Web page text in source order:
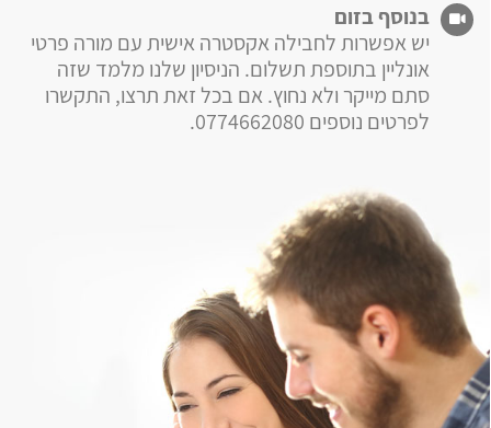
בנוסף בזום
יש אפשרות לחבילה אקסטרה אישית עם מורה פרטי
אונליין בתוספת תשלום. הניסיון שלנו מלמד שזה
סתם מייקר ולא נחוץ. אם בכל זאת תרצו, התקשרו
לפרטים נוספים 0774662080.